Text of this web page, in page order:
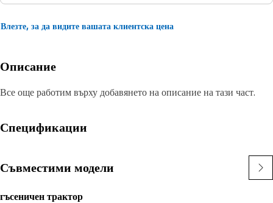
Влезте, за да видите вашата клиентска цена
Описание
Все още работим върху добавянето на описание на тази част.
Спецификации
Съвместими модели
гъсеничен трактор